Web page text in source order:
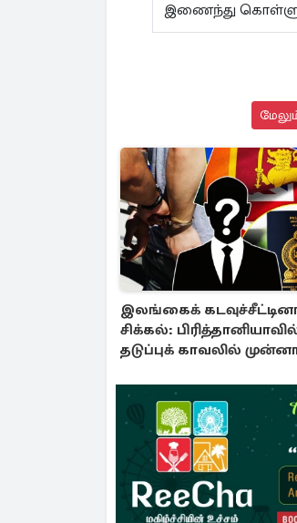
இணைந்து
இலங்கைக்
சிக்கல்:
தடுப்புக் காவலில்